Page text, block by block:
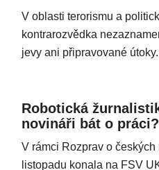
V oblasti terorismu a
kontrarozvědka
jevy ani připravované útoky.
Robotická
novináři bát o práci?
V rámci Rozprav o
listopadu konala na FSV